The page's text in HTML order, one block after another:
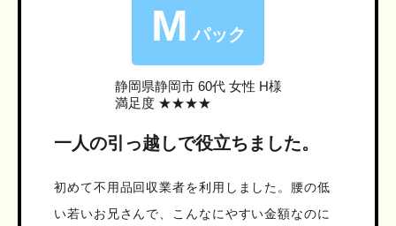
M パック
静岡県静岡市60代 女性 H様
満足度 ★★★★
一人の引っ越しで役立ちました。
初めて不用品回収業者を利用しました。腰の低
い若いお兄さんで、こんなにやすい金額なのに